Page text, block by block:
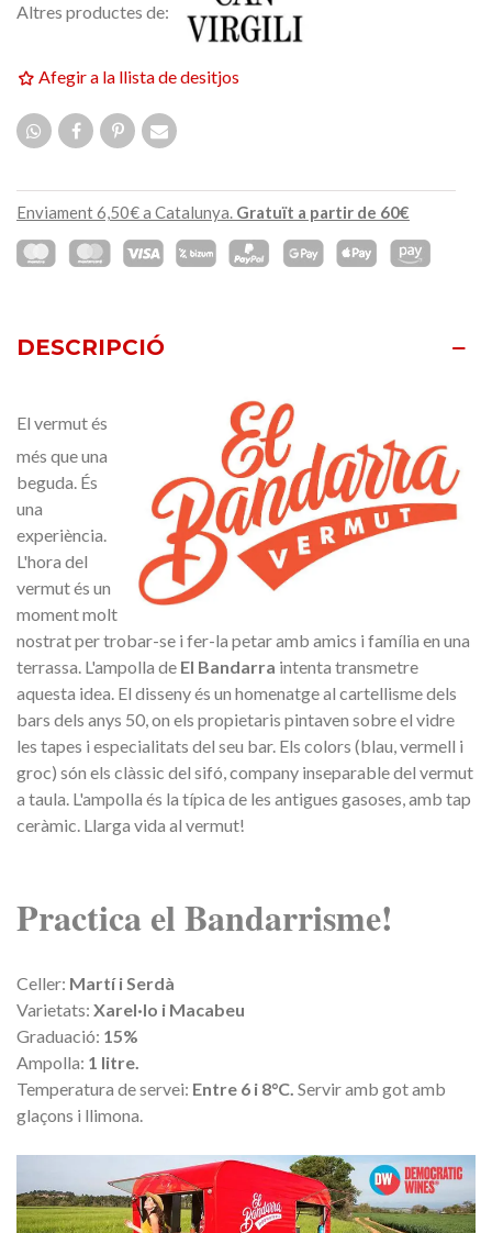
Altres productes de:
Afegir a la llista de desitjos
Enviament 6,50€ a Catalunya. Gratuït a partir de 60€
DESCRIPCIÓ
El vermut és
més que una
beguda. És
una
experiència.
L'hora del
vermut és un
moment molt
nostrat per trobar-se i fer-la petar amb amics i família en una
terrassa. L'ampolla de El Bandarra intenta transmetre
aquesta idea. El disseny és un homenatge al cartellisme dels
bars dels anys 50, on els propietaris pintaven sobre el vidre
les tapes i especialitats del seu bar. Els colors (blau, vermell i
groc) són els clàssic del sifó, company inseparable del vermut
a taula. L'ampolla és la típica de les antigues gasoses, amb tap
ceràmic. Llarga vida al vermut!
Practica el Bandarrisme!
Celler: Martí i Serdà
Varietats: Xarel·lo i Macabeu
Graduació: 15%
Ampolla: 1 litre.
Temperatura de servei: Entre 6 i 8°C. Servir amb got amb
glaçons i llimona.